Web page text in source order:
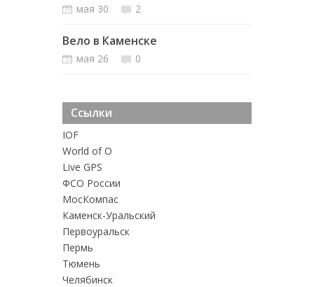
мая 30 2
Вело в Каменске
мая 26 0
Ссылки
IOF
World of O
Live GPS
ФСО России
MосКомпас
Каменск-Уральский
Первоуральск
Пермь
Тюмень
Челябинск